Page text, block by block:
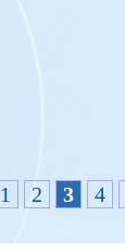
1 2 3 4